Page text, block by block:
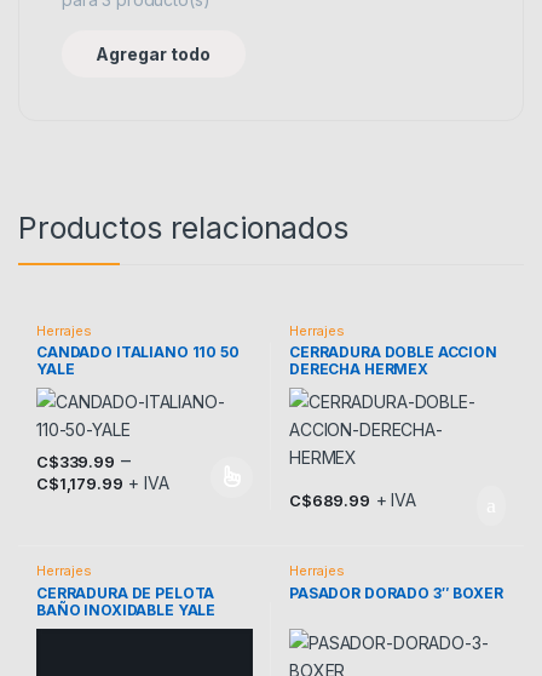
Agregar todo
Productos relacionados
Herrajes
CANDADO ITALIANO 110 50
YALE
C$339.99 –
C$1,179.99 + IVA
Este producto tiene múltiples variantes. Las opciones se
Herrajes
CERRADURA DOBLE ACCION
DERECHA HERMEX
C$689.99 + IVA
Herrajes
CERRADURA DE PELOTA
BAÑO INOXIDABLE YALE
Herrajes
PASADOR DORADO 3″ BOXER